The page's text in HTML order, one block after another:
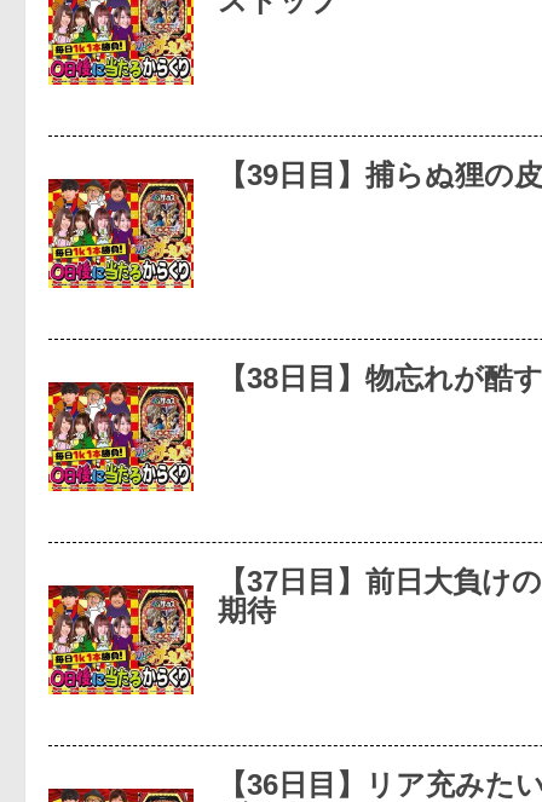
【39日目】捕らぬ狸の
【38日目】物忘れが酷
【37日目】前日大負け
期待
【36日目】リア充みた